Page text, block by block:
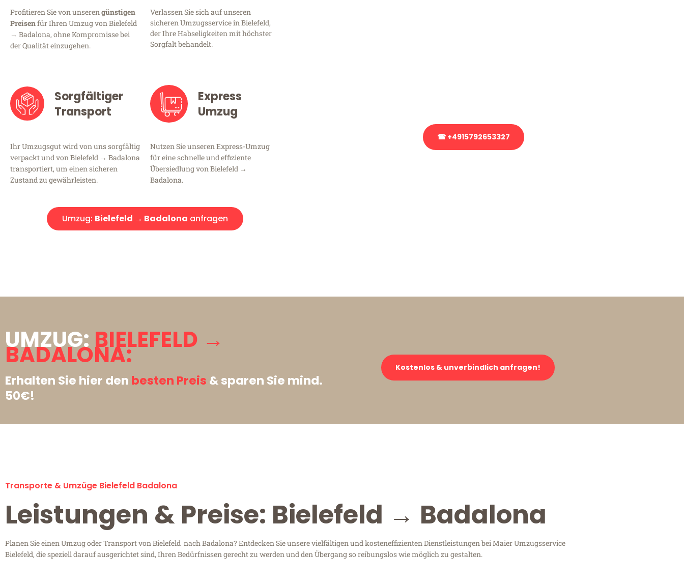
Profitieren Sie von unserengünstigen
Preisenfür Ihren Umzug von Bielefeld
→ Badalona, ohne Kompromisse bei
der Qualität einzugehen.
Verlassen Sie sich auf unseren
sicheren Umzugsservice in Bielefeld,
der Ihre Habseligkeiten mit höchster
Sorgfalt behandelt.
Sorgfältiger
Transport
Ihr Umzugsgut wird von uns sorgfältig
verpackt und von Bielefeld → Badalona
transportiert, um einen sicheren
Zustand zu gewährleisten.
Express
Umzug
Nutzen Sie unseren Express-Umzug
für eine schnelle und effiziente
Übersiedlung von Bielefeld →
Badalona.
Umzug: Bielefeld → Badalona anfragen
☎ +4915792653327
UMZUG: BIELEFELD →
BADALONA:
Erhalten Sie hier den besten Preis & sparen Sie mind.
50€!
Kostenlos & unverbindlich anfragen!
Transporte & Umzüge Bielefeld Badalona
Leistungen & Preise: Bielefeld → Badalona
Planen Sie einen Umzug oder Transport von Bielefeld nach Badalona? Entdecken Sie unsere vielfältigen und kosteneffizienten Dienstleistungen bei Maier Umzugsservice
Bielefeld, die speziell darauf ausgerichtet sind, Ihren Bedürfnissen gerecht zu werden und den Übergang so reibungslos wie möglich zu gestalten.